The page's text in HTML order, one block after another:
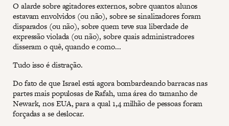
O alarde sobre agitadores externos, sobre quantos alunos
estavam envolvidos (ou não), sobre se sinalizadores foram
disparados (ou não), sobre quem teve sua liberdade de
expressão violada (ou não), sobre quais administradores
disseram o quê, quando e como...
Tudo isso é distração.
Do fato de que Israel está agora bombardeando barracas nas
partes mais populosas de Rafah, uma área do tamanho de
Newark, nos EUA, para a qual 1,4 milhão de pessoas foram
forçadas a se deslocar.